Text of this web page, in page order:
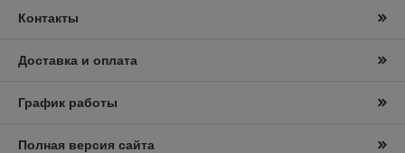
Контакты
Доставка и оплата
График работы
Полная версия сайта